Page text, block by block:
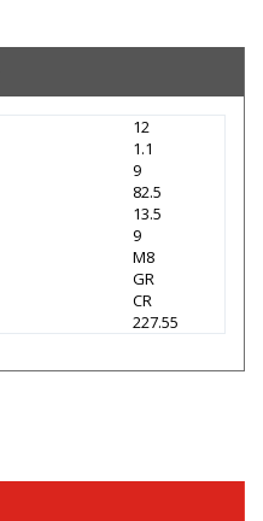
12
1.1
9
82.5
13.5
9
M8
GR
CR
227.55